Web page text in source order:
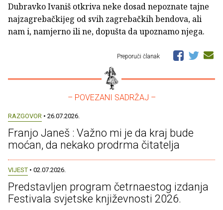
Dubravko Ivaniš otkriva neke dosad nepoznate tajne
najzagrebačkĳeg od svih zagrebačkih bendova, ali
nam i, namjerno ili ne, dopušta da upoznamo njega.
Preporuči članak
– POVEZANI SADRŽAJ –
RAZGOVOR • 26.07.2026.
Franjo Janeš : Važno mi je da kraj bude
moćan, da nekako prodrma čitatelja
VIJEST • 02.07.2026.
Predstavljen program četrnaestog izdanja
Festivala svjetske književnosti 2026.